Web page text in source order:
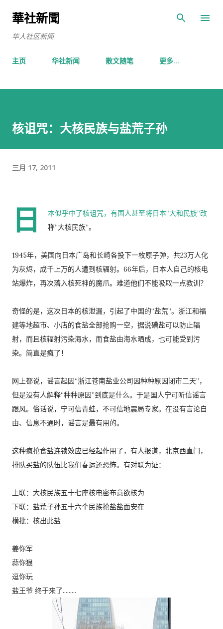
華社新聞
华人社区新闻
主页 华社新闻 散文随笔 更多…
核诅咒：大核民族与盐荒子孙
三月 17, 2011
日
本似乎中了核诅咒，有国人甚至将日本“大和民族”改
称“大核民族”。
1945年，美国向日本广岛和长崎各投下一枚原子弹，共23万人化
为灰烬，成千上万的人遭到核辐射。66年后，日本人自己的核电
站爆炸，再次落入核死神的魔爪。难道他们不能吸取一点教训？
奇怪的是，这次日本的核泄漏，引起了中国的“盐荒”。浙江和福
建等地超市、小店的食盐全部抢购一空，据说碘盐可以防止辐
射，而且核辐射污染海水，而食盐由海水晒成，也可能受到污
染。简直是疯了！
网上都说，谣言起因“浙江苍南盐业公司因种种原因闭市二天”，
但是没有人解释“种种原因”到底是什么。于是国人宁可听信谣言
跟风。俗话说，宁可信青蛙，不可信地震局专家。在没有言论自
由、信息不通时，谣言是最有用的。
这种疯抢食盐连锁效应已经起作用了，有人报道，北京西直门，
排队买盐的队伍比我们春运还恐怖。有对联为证：
上联：大核民族五十七座核电密布意欲核为
下联：盐荒子孙五十六个民族抢盐盐面安在
横批：核出此盐
姜你军
蒜你狠
逗你玩
盐王爷 终于来了.........